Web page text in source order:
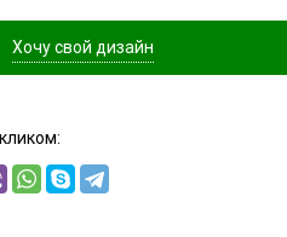
Хочу свой дизайн